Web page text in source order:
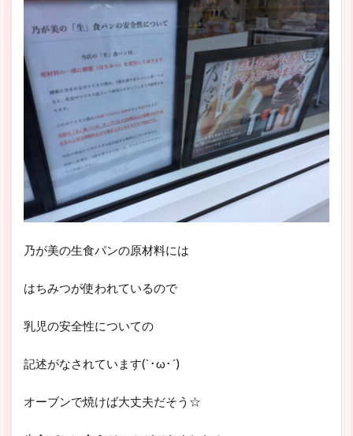
乃が美の生食パンの原材料には
はちみつが使われているので
乳児の安全性についての
記述がなされています(`･ω･´)
オーブンで焼けば大丈夫だそう☆